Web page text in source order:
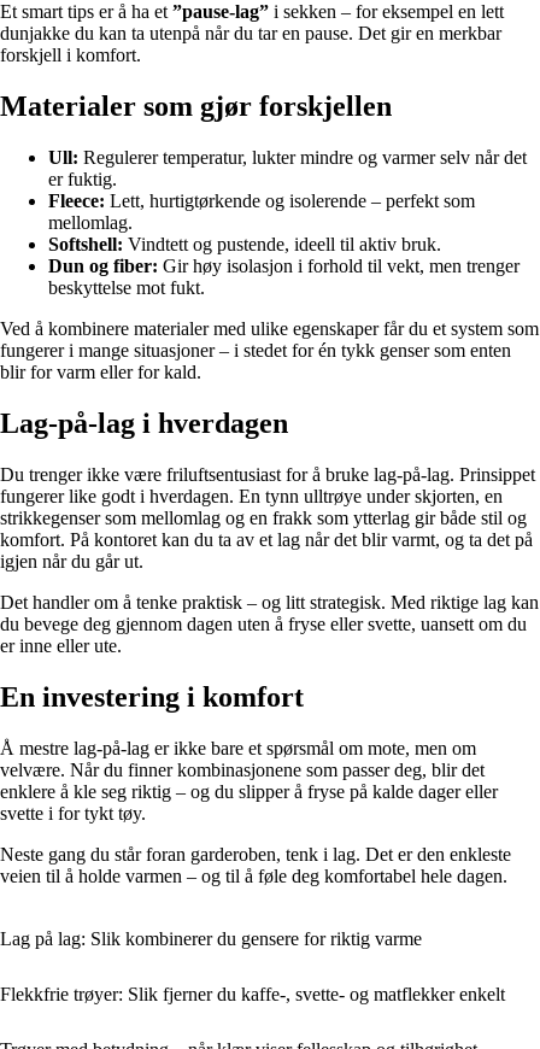
Et smart tips er å ha et ”pause-lag” i sekken – for eksempel en lett
dunjakke du kan ta utenpå når du tar en pause. Det gir en merkbar
forskjell i komfort.
Materialer som gjør forskjellen
Ull: Regulerer temperatur, lukter mindre og varmer selv når det
er fuktig.
Fleece: Lett, hurtigtørkende og isolerende – perfekt som
mellomlag.
Softshell: Vindtett og pustende, ideell til aktiv bruk.
Dun og fiber: Gir høy isolasjon i forhold til vekt, men trenger
beskyttelse mot fukt.
Ved å kombinere materialer med ulike egenskaper får du et system som
fungerer i mange situasjoner – i stedet for én tykk genser som enten
blir for varm eller for kald.
Lag-på-lag i hverdagen
Du trenger ikke være friluftsentusiast for å bruke lag-på-lag. Prinsippet
fungerer like godt i hverdagen. En tynn ulltrøye under skjorten, en
strikkegenser som mellomlag og en frakk som ytterlag gir både stil og
komfort. På kontoret kan du ta av et lag når det blir varmt, og ta det på
igjen når du går ut.
Det handler om å tenke praktisk – og litt strategisk. Med riktige lag kan
du bevege deg gjennom dagen uten å fryse eller svette, uansett om du
er inne eller ute.
En investering i komfort
Å mestre lag-på-lag er ikke bare et spørsmål om mote, men om
velvære. Når du finner kombinasjonene som passer deg, blir det
enklere å kle seg riktig – og du slipper å fryse på kalde dager eller
svette i for tykt tøy.
Neste gang du står foran garderoben, tenk i lag. Det er den enkleste
veien til å holde varmen – og til å føle deg komfortabel hele dagen.
Lag på lag: Slik kombinerer du gensere for riktig varme
Flekkfrie trøyer: Slik fjerner du kaffe-, svette- og matflekker enkelt